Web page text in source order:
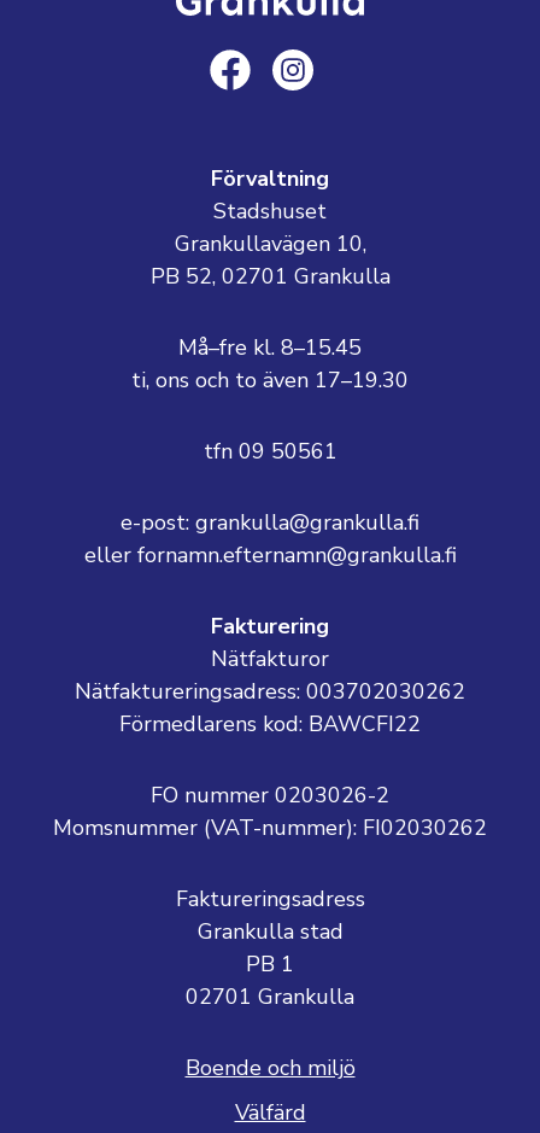
Förvaltning
Stadshuset
Grankullavägen 10,
PB 52, 02701 Grankulla
Må–fre kl. 8–15.45
ti, ons och to även 17–19.30
tfn 09 50561
e-post: grankulla@grankulla.fi
eller fornamn.efternamn@grankulla.fi
Fakturering
Nätfakturor
Nätfaktureringsadress: 003702030262
Förmedlarens kod: BAWCFI22
FO nummer 0203026-2
Momsnummer (VAT-nummer): FI02030262
Faktureringsadress
Grankulla stad
PB 1
02701 Grankulla
Boende och miljö
Välfärd